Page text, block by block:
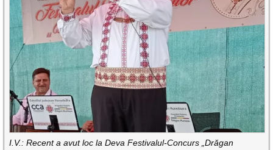
I.V.: Recent a avut loc la Deva Festivalul-Concurs „Drăgan